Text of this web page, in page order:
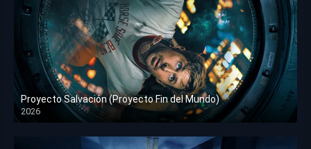
Proyecto Salvación (Proyecto Fin del Mundo)
2026
HD 1080p